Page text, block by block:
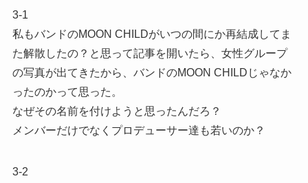
3-1
私もバンドのMOON CHILDがいつの間にか再結成してま
た解散したの？と思って記事を開いたら、女性グループ
の写真が出てきたから、バンドのMOON CHILDじゃなか
ったのかって思った。
なぜその名前を付けようと思ったんだろ？
メンバーだけでなくプロデューサー達も若いのか？
3-2